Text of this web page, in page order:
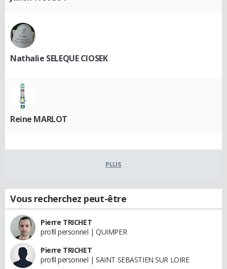
Nathalie SELEQUE CIOSEK
Reine MARLOT
PLUS
Vous recherchez peut-être
Pierre TRICHET
profil personnel | QUIMPER
Pierre TRICHET
profil personnel | SAINT SEBASTIEN SUR LOIRE